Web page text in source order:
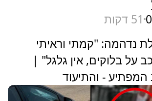
51 דקות
נדהמה: "קמתי וראיתי
על בלוקים, אין גלגל" |
המפתיע - והתיעוד